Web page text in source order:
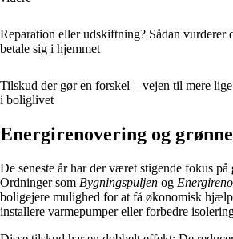
Reparation eller udskiftning? Sådan vurderer
betale sig i hjemmet
Tilskud der gør en forskel – vejen til mere
i boliglivet
Energirenovering og
De seneste år har der været stigende fokus på
Ordninger som Bygningspuljen og
boligejere mulighed for at få økonomisk
installere varmepumper eller forbedre